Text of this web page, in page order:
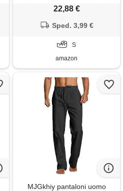
tasca multipla vita regolabile
estivo per mare e viaggio(s,
22,88 €
Sped. 3,99 €
S
amazon
MJGkhiy pantaloni uomo